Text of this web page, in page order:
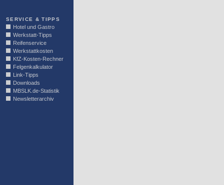
SERVICE & TIPPS
Hotel und Gastro
Werkstatt-Tipps
Reifenservice
Werkstattkosten
KfZ-Kosten-Rechner
Felgenkalkulator
Link-Tipps
Downloads
MBSLK.de-Statistik
Newsletterarchiv